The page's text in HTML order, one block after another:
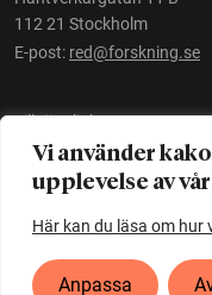
Vi använder
upplevelse av
Här kan du läsa om hur
Anpassa
112 21 Stockholm
E-post: red@forskning.se
Tillgänglighet
Ett initiativ av